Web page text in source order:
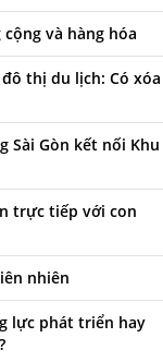
và hàng hóa
thị du lịch: Có xóa
Sài Gòn kết nối Khu
trực tiếp với con
nhiên
lực phát triển hay